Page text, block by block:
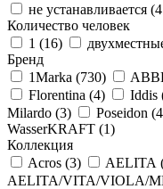
не устанавливается (
Количество человек
1 (16)
Бренд
1Marka (730)
Florentina (4) Iddis
Milardo (3) Poseidon (
WasserKRAFT (1)
Коллекция
Acros (3) AELITA
AELITA/VITA/VIOLA/